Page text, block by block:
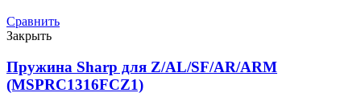
Сравнить
Закрыть
Пружина Sharp для Z/AL/SF/AR/ARM
(MSPRC1316FCZ1)